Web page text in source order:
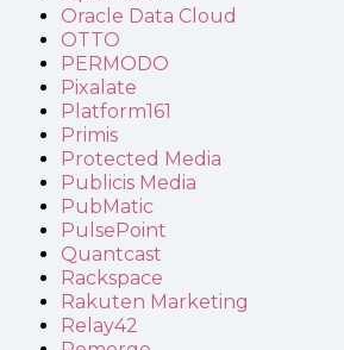
Oracle Data Cloud
OTTO
PERMODO
Pixalate
Platform161
Primis
Protected Media
Publicis Media
PubMatic
PulsePoint
Quantcast
Rackspace
Rakuten Marketing
Relay42